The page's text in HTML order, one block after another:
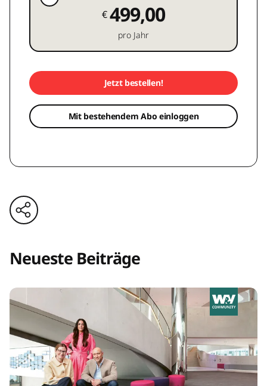
€499,00
pro Jahr
Jetzt bestellen!
Mit bestehendem Abo einloggen
Neueste Beiträge